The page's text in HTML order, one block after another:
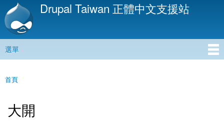
移
內
Drupal Taiwan 正體中文支援站
主選單
選單
您在這裡
首頁
大開